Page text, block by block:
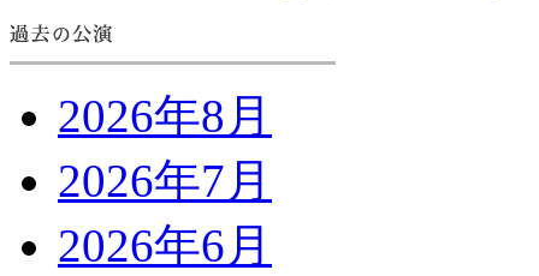
2026年8月
2026年7月
2026年6月